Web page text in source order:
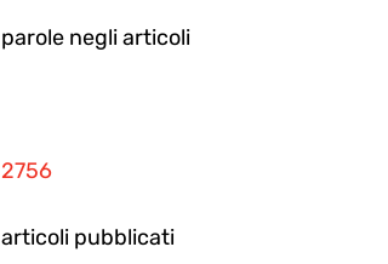
parole negli articoli
2756
articoli pubblicati